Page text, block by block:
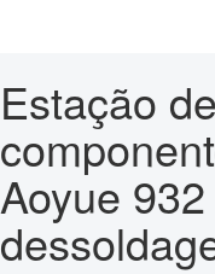
Estação
Aoyue